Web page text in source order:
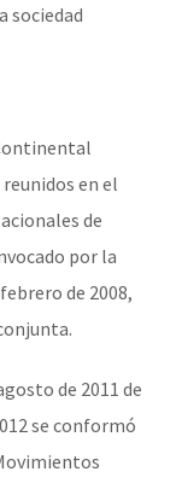
sociedad
en el
de
por la
de 2008,
de 2011 de
se conformó